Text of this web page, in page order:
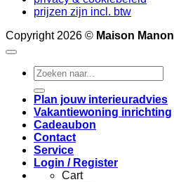
prijzen zijn incl. btw
Copyright 2026 © Maison Manon
Search
for:
Plan jouw interieuradvies
Vakantiewoning inrichting
Cadeaubon
Contact
Service
Login / Register
Cart